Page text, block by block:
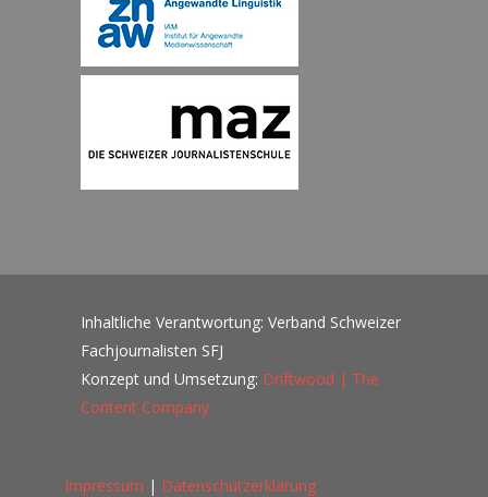
Inhaltliche Verantwortung: Verband Schweizer
Fachjournalisten SFJ
Konzept und Umsetzung: Driftwood | The
Content Company
Impressum | Datenschutzerklärung